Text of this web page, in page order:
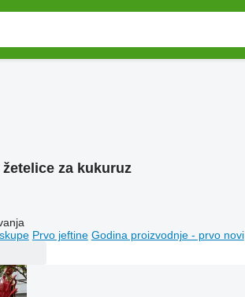
žetelice za kukuruz
Prvo jeftine Godina proizvodnje - prvo novi